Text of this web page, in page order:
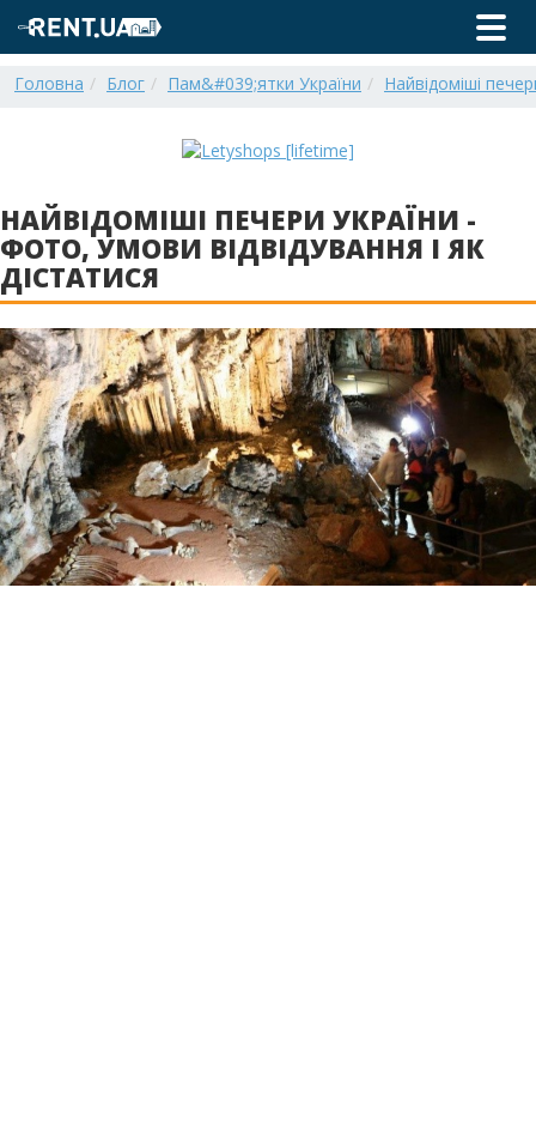
Головна Блог Пам&#039;ятки України Найвідоміші
НАЙВІДОМІШІ ПЕЧЕРИ УКРАЇНИ -
ФОТО, УМОВИ ВІДВІДУВАННЯ І ЯК
ДІСТАТИСЯ